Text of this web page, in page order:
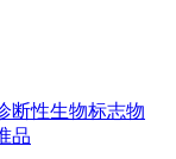
断性生物标志物
品